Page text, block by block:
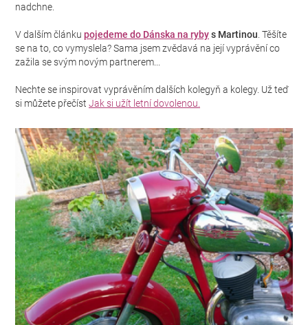
nadchne.
V dalším článku pojedeme do Dánska na rybys Martinou. Těšíte
se na to, co vymyslela? Sama jsem zvědavá na její vyprávění co
zažila se svým novým partnerem...
Nechte se inspirovat vyprávěním dalších kolegyň a kolegy. Už teď
si můžete přečíst Jak si užít letní dovolenou.